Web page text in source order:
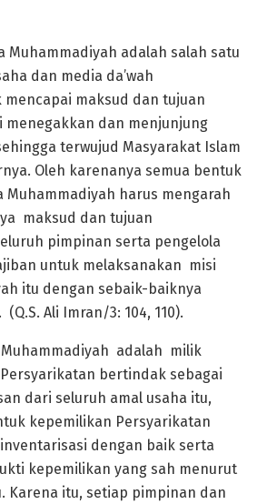
Muhammadiyah adalah salah satu
dan media da’wah
maksud dan tujuan
menegakkan dan menjunjung
terwujud Masyarakat Islam
Oleh karenanya semua bentuk
Muhammadiyah harus mengarah
maksud dan tujuan
pimpinan serta pengelola
untuk melaksanakan misi
itu dengan sebaik-baiknya
Ali Imran/3: 104, 110).
adalah milik
bertindak sebagai
dari seluruh amal usaha itu,
kepemilikan Persyarikatan
dengan baik serta
kepemilikan yang sah menurut
Karena itu, setiap pimpinan dan